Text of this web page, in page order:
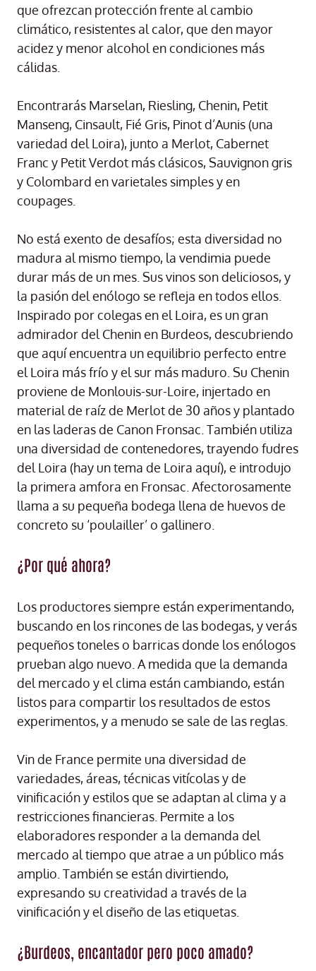
que ofrezcan protección frente al cambio
climático, resistentes al calor, que den mayor
acidez y menor alcohol en condiciones más
cálidas.
Encontrarás Marselan, Riesling, Chenin, Petit
Manseng, Cinsault, Fié Gris, Pinot d’Aunis (una
variedad del Loira), junto a Merlot, Cabernet
Franc y Petit Verdot más clásicos, Sauvignon gris
y Colombard en varietales simples y en
coupages.
No está exento de desafíos; esta diversidad no
madura al mismo tiempo, la vendimia puede
durar más de un mes. Sus vinos son deliciosos, y
la pasión del enólogo se refleja en todos ellos.
Inspirado por colegas en el Loira, es un gran
admirador del Chenin en Burdeos, descubriendo
que aquí encuentra un equilibrio perfecto entre
el Loira más frío y el sur más maduro. Su Chenin
proviene de Monlouis-sur-Loire, injertado en
material de raíz de Merlot de 30 años y plantado
en las laderas de Canon Fronsac. También utiliza
una diversidad de contenedores, trayendo fudres
del Loira (hay un tema de Loira aquí), e introdujo
la primera amfora en Fronsac. Afectorosamente
llama a su pequeña bodega llena de huevos de
concreto su ‘poulailler’ o gallinero.
¿Por qué ahora?
Los productores siempre están experimentando,
buscando en los rincones de las bodegas, y verás
pequeños toneles o barricas donde los enólogos
prueban algo nuevo. A medida que la demanda
del mercado y el clima están cambiando, están
listos para compartir los resultados de estos
experimentos, y a menudo se sale de las reglas.
Vin de France permite una diversidad de
variedades, áreas, técnicas vitícolas y de
vinificación y estilos que se adaptan al clima y a
restricciones financieras. Permite a los
elaboradores responder a la demanda del
mercado al tiempo que atrae a un público más
amplio. También se están divirtiendo,
expresando su creatividad a través de la
vinificación y el diseño de las etiquetas.
¿Burdeos, encantador pero poco amado?